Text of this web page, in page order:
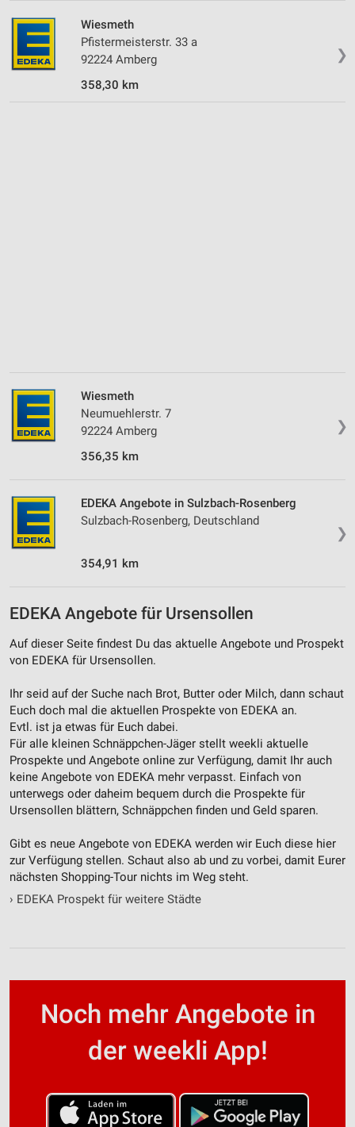
❯
Wiesmeth
Pfistermeisterstr. 33 a
92224 Amberg
358,30 km
❯
Wiesmeth
Neumuehlerstr. 7
92224 Amberg
356,35 km
❯
EDEKA Angebote in Sulzbach-Rosenberg
Sulzbach-Rosenberg, Deutschland
354,91 km
EDEKA Angebote für Ursensollen
Auf dieser Seite findest Du das aktuelle Angebote und Prospekt
von EDEKA für Ursensollen.
Ihr seid auf der Suche nach Brot, Butter oder Milch, dann schaut
Euch doch mal die aktuellen Prospekte von EDEKA an.
Evtl. ist ja etwas für Euch dabei.
Für alle kleinen Schnäppchen-Jäger stellt weekli aktuelle
Prospekte und Angebote online zur Verfügung, damit Ihr auch
keine Angebote von EDEKA mehr verpasst. Einfach von
unterwegs oder daheim bequem durch die Prospekte für
Ursensollen blättern, Schnäppchen finden und Geld sparen.
Gibt es neue Angebote von EDEKA werden wir Euch diese hier
zur Verfügung stellen. Schaut also ab und zu vorbei, damit Eurer
nächsten Shopping-Tour nichts im Weg steht.
› EDEKA Prospekt für weitere Städte
Noch mehr Angebote in
der weekli App!
Erstellung von Profilen zur Personalisierung
von Inhalten
Verwendung von Profilen zur Auswahl
personalisierter Inhalte
Informationen identifizieren
Nicht-IAB-Verarbeitungszwecke:
Notwendig
Funktional
Werbung